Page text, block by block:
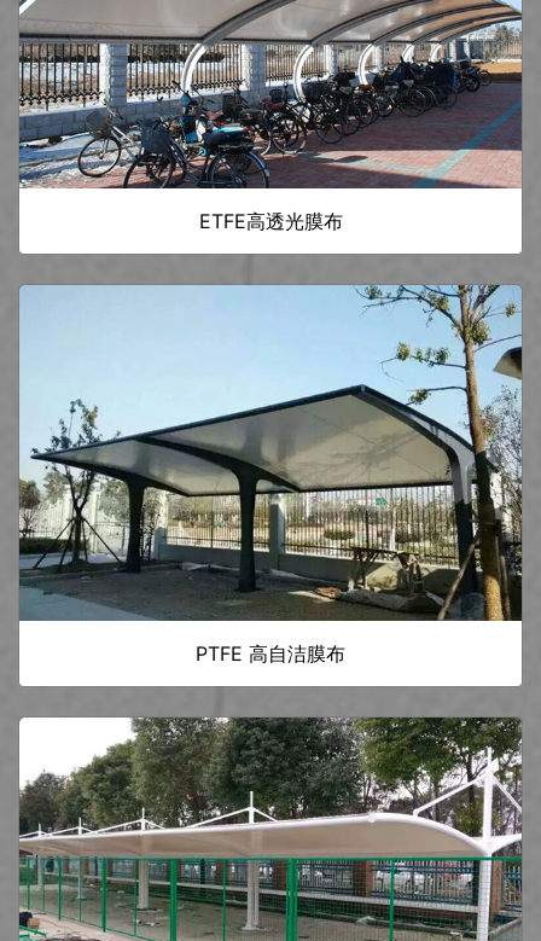
ETFE高透光膜布
PTFE 高自洁膜布